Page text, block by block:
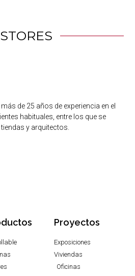
de 25 años de experiencia en el
habituales, entre los que se
y arquitectos.
Proyectos
Exposiciones
Viviendas
Oficinas